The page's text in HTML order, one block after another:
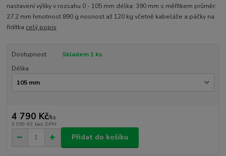
nastavení výšky v rozsahu 0 - 105 mm délka: 390 mm s měřítkem průměr:
27,2 mm hmotnost 890 g nosnost až 120 kg včetně kabeláže a páčky na
řídítka celý popis
Dostupnost
Skladem 1 ks
Délka
4 790 Kč/ks
3 959 Kč bez DPH
Přidat do košíku